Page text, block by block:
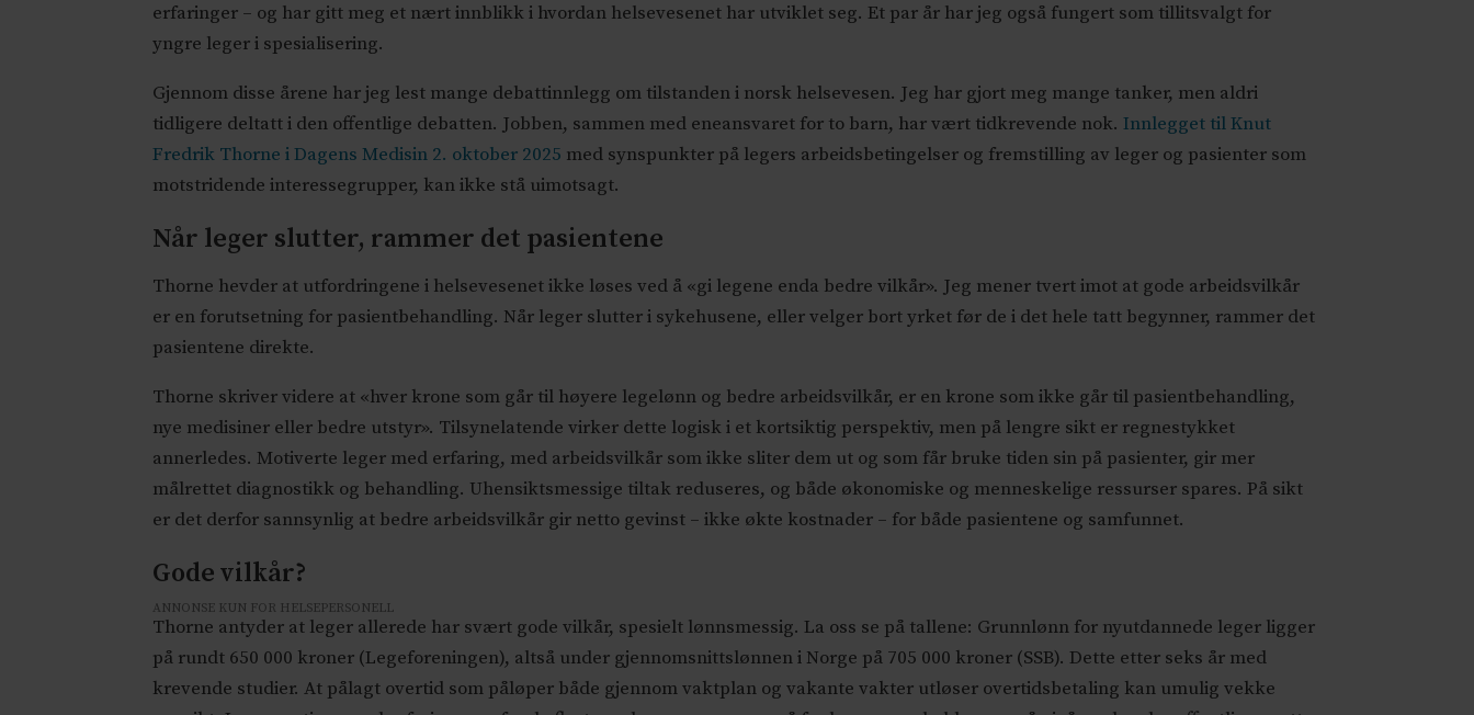
erfaringer – og har gitt meg et nært innblikk i hvordan helsevesenet har utviklet seg. Et par år har jeg også fungert som tillitsvalgt for
yngre leger i spesialisering.
Gjennom disse årene har jeg lest mange debattinnlegg om tilstanden i norsk helsevesen. Jeg har gjort meg mange tanker, men aldri
tidligere deltatt i den offentlige debatten. Jobben, sammen med eneansvaret for to barn, har vært tidkrevende nok.Innlegget til Knut
Fredrik Thorne i Dagens Medisin 2. oktober 2025 med synspunkter på legers arbeidsbetingelser og fremstilling av leger og pasienter som
motstridende interessegrupper, kan ikke stå uimotsagt.
Når leger slutter, rammer det pasientene
Thorne hevder at utfordringene i helsevesenet ikke løses ved å «gi legene enda bedre vilkår». Jeg mener tvert imot at gode arbeidsvilkår
er en forutsetning for pasientbehandling. Når leger slutter i sykehusene, eller velger bort yrket før de i det hele tatt begynner, rammer det
pasientene direkte.
Thorne skriver videre at «hver krone som går til høyere legelønn og bedre arbeidsvilkår, er en krone som ikke går til pasientbehandling,
nye medisiner eller bedre utstyr». Tilsynelatende virker dette logisk i et kortsiktig perspektiv, men på lengre sikt er regnestykket
annerledes. Motiverte leger med erfaring, med arbeidsvilkår som ikke sliter dem ut og som får bruke tiden sin på pasienter, gir mer
målrettet diagnostikk og behandling. Uhensiktsmessige tiltak reduseres, og både økonomiske og menneskelige ressurser spares. På sikt
er det derfor sannsynlig at bedre arbeidsvilkår gir netto gevinst – ikke økte kostnader – for både pasientene og samfunnet.
Gode vilkår?
ANNONSE KUN FOR HELSEPERSONELL
Thorne antyder at leger allerede har svært gode vilkår, spesielt lønnsmessig. La oss se på tallene: Grunnlønn for nyutdannede leger ligger
på rundt 650 000 kroner (Legeforeningen), altså under gjennomsnittslønnen i Norge på 705 000 kroner (SSB). Dette etter seks år med
krevende studier. At pålagt overtid som påløper både gjennom vaktplan og vakante vakter utløser overtidsbetaling kan umulig vekke